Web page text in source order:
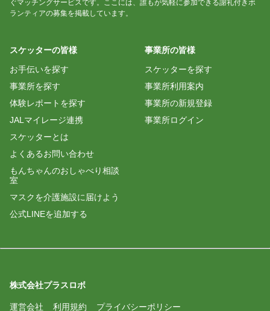
ぐマッチングサービスです。ここには、誰もが気軽に参加できる謝礼付きボ
ランティアの募集を掲載しています。
スケッターの皆様
お手伝いを探す
事業所を探す
体験レポートを探す
JALマイレージ連携
スケッターとは
よくあるお問い合わせ
もんちゃんのおしゃべり相談
室
マスクを介護施設に届けよう
公式LINEを追加する
事業所の皆様
スケッターを探す
事業所利用案内
事業所の新規登録
事業所ログイン
株式会社プラスロボ
運営会社 利用規約 プライバシーポリシー